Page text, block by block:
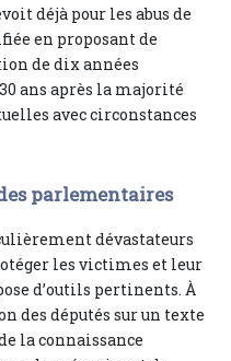
déjà pour les abus de
en proposant de
de dix années
ans après la majorité
avec circonstances
parlementaires
dévastateurs
les victimes et leur
d’outils pertinents. À
des députés sur un texte
la connaissance